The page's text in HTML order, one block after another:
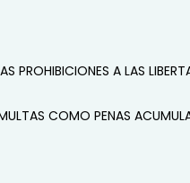
PROHIBICIONES A LAS
COMO PENAS